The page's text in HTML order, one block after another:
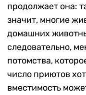
продолжает она:
значит, многие
домашних
следовательно,
потомства,
число приютов
вместимость